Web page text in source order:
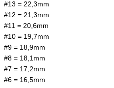
#13 = 22,3mm
#12 = 21,3mm
#11 = 20,6mm
#10 = 19,7mm
#9 = 18,9mm
#8 = 18,1mm
#7 = 17,2mm
#6 = 16,5mm